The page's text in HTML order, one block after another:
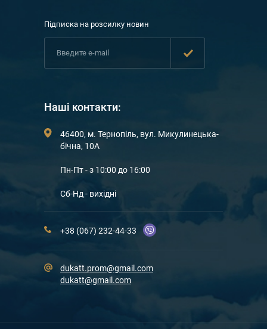
Підписка на розсилку новин
Наші контакти:
46400, м. Тернопіль, вул. Микулинецька-
бічна, 10А
Пн-Пт - з 10:00 до 16:00
Сб-Нд - вихідні
+38 (067) 232-44-33
dukatt.prom@gmail.com
dukatt@gmail.com